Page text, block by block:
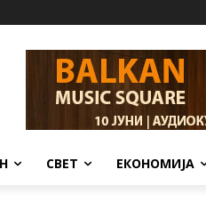
СВЕТ ЕКОНОМИЈА